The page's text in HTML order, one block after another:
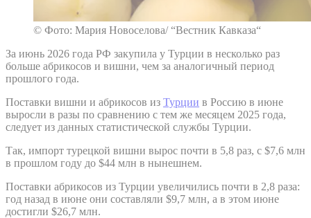
© Фото: Мария Новоселова/ “Вестник Кавказа“
За июнь 2026 года РФ закупила у Турции в несколько раз
больше абрикосов и вишни, чем за аналогичный период
прошлого года.
Поставки вишни и абрикосов из Турции в Россию в июне
выросли в разы по сравнению с тем же месяцем 2025 года,
следует из данных статистической службы Турции.
Так, импорт турецкой вишни вырос почти в 5,8 раз, с $7,6 млн
в прошлом году до $44 млн в нынешнем.
Поставки абрикосов из Турции увеличились почти в 2,8 раза:
год назад в июне они составляли $9,7 млн, а в этом июне
достигли $26,7 млн.